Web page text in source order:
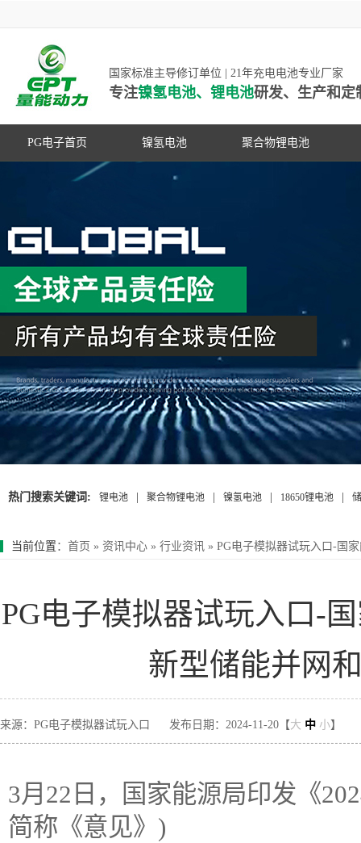
国家标准主导修订单位 | 21年充电电池专业厂家
专注镍氢电池、锂电池研发、生产和定
PG电子首页 镍氢电池 聚合物锂电池
高容量镍氢电池
超低自放电镍氢电池
动力镍氢电池
常规镍氢电池
PG游戏官网是镍氢电池国家标准主导
修订单位，并参与多项锂电池行业国
家标准的制定
热门搜索关键词: 锂电池 聚合物锂电池 镍氢电池 18650锂电池
当前位置 ： 首页 » 资讯中心 » 行业资讯 » PG电子模拟器试玩入口-国
PG电子模拟器试玩入口-
新型储能并网
来源：PG电子模拟器试玩入口 发布日期：2024-11-20【大 中 小】
3月22日，国家能源局印发《
简称《意见》)